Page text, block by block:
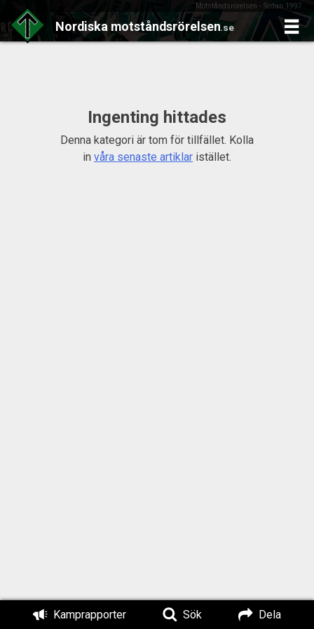
Motståndsrörelsen - Sedan 1997
Nordiska motståndsrörelsen.se
Kamprapporter Sök Dela
Ingenting hittades
Denna kategori är tom för tillfället. Kolla
in våra senaste artiklar istället.